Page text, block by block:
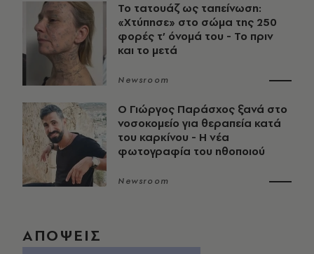
Το τατουάζ ως ταπείνωση:
«Χτύπησε» στο σώμα της 250
φορές τ’ όνομά του - Το πριν
και το μετά
Newsroom
O Γιώργος Παράσχος ξανά στο
νοσοκομείο για θεραπεία κατά
του καρκίνου - Η νέα
φωτογραφία του ηθοποιού
Newsroom
ΑΠΟΨΕΙΣ